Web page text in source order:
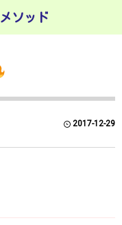
ソッド
2017-12-29